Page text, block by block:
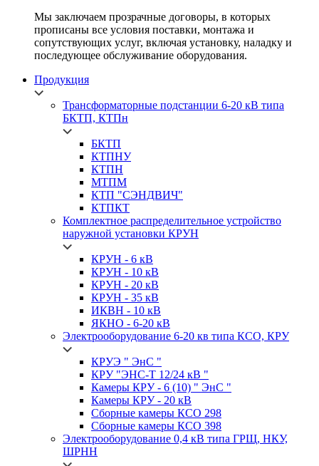
Мы заключаем прозрачные договоры, в которых
прописаны все условия поставки, монтажа и
сопутствующих услуг, включая установку, наладку и
последующее обслуживание оборудования.
Продукция
Трансформаторные подстанции 6-20 кВ типа
БКТП, КТПн
БКТП
КТПНУ
КТПН
МТПМ
КТП "СЭНДВИЧ"
КТПКТ
Комплектное распределительное устройство
наружной установки КРУН
КРУН - 6 кВ
КРУН - 10 кВ
КРУН - 20 кВ
КРУН - 35 кВ
ИКВН - 10 кВ
ЯКНО - 6-20 кВ
Электрооборудование 6-20 кв типа КСО, КРУ
КРУЭ " ЭнС "
КРУ "ЭНС-Т 12/24 кВ "
Камеры КРУ - 6 (10) " ЭнС "
Камеры КРУ - 20 кВ
Сборные камеры КСО 298
Сборные камеры КСО 398
Электрооборудование 0,4 кВ типа ГРЩ, НКУ,
ШРНН